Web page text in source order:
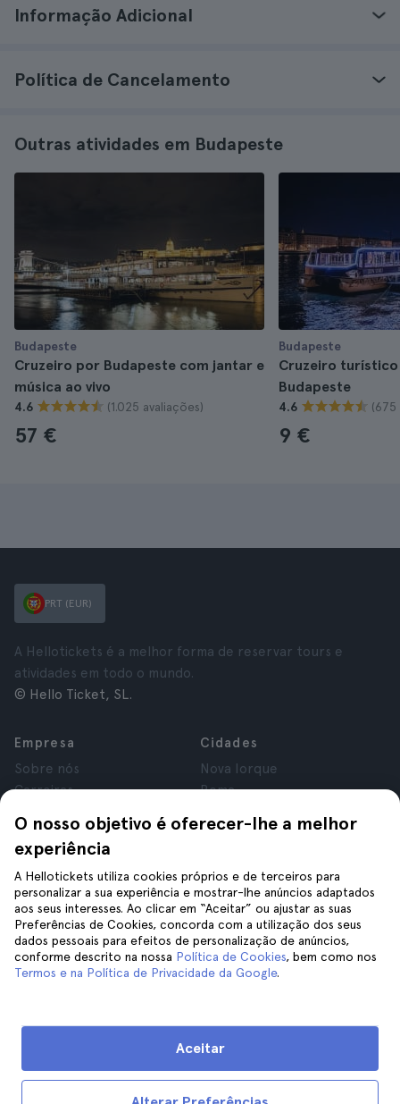
Informação Adicional
Política de Cancelamento
Outras atividades em Budapeste
Budapeste
Cruzeiro por Budapeste com jantar e
música ao vivo
4.6 (1.025 avaliações)
57 €
Budapeste
Cruzeiro turístico
Budapeste
4.6 (675
9 €
O nosso objetivo é oferecer-lhe a melhor
experiência
A Hellotickets utiliza cookies próprios e de terceiros para
personalizar a sua experiência e mostrar-lhe anúncios adaptados
aos seus interesses. Ao clicar em “Aceitar” ou ajustar as suas
Preferências de Cookies, concorda com a utilização dos seus
dados pessoais para efeitos de personalização de anúncios,
conforme descrito na nossa Política de Cookies, bem como nos
Termos e na Política de Privacidade da Google.
Aceitar
PRT (EUR)
A Hellotickets é a melhor forma de reservar tours e
atividades em todo o mundo.
© Hello Ticket, SL.
Empresa
Sobre nós
Carreiras
Avaliações
Privacidade
Termos e Condições
Aviso Legal
Cookies
Cidades
Nova Iorque
Roma
Londres
Cracóvia
Tenerife
Ajuda
Siga-nos